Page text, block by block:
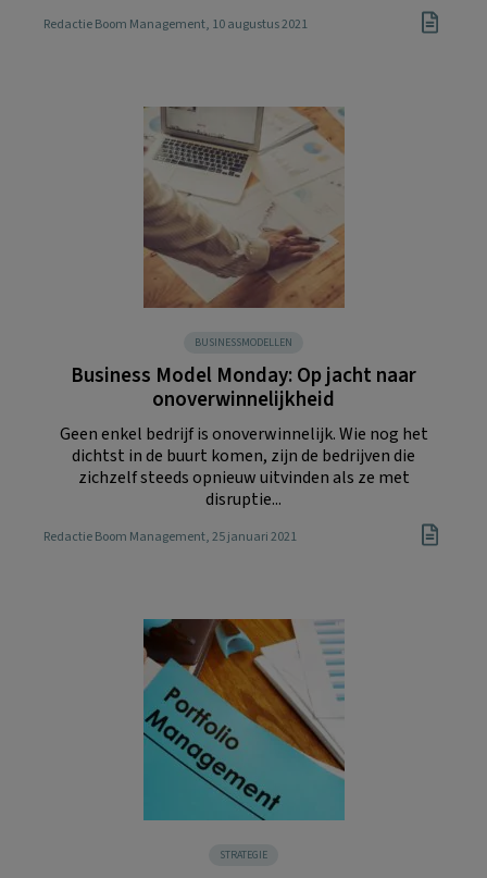
Redactie Boom Management, 10 augustus 2021
BUSINESSMODELLEN
Business Model Monday: Op jacht naar
onoverwinnelijkheid
Geen enkel bedrijf is onoverwinnelijk. Wie nog het
dichtst in de buurt komen, zijn de bedrijven die
zichzelf steeds opnieuw uitvinden als ze met
disruptie...
Redactie Boom Management, 25 januari 2021
STRATEGIE